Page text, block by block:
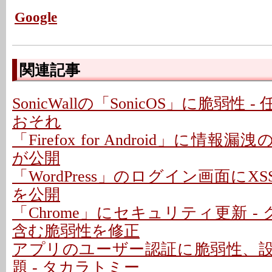
Google
関連記事
SonicWallの「SonicOS」に脆弱性 -
おそれ
「Firefox for Android」に情報漏洩
が公開
「WordPress」のログイン画面に
を公開
「Chrome」にセキュリティ更新 -
含む脆弱性を修正
アプリのユーザー認証に脆弱性、
題 - タカラトミー